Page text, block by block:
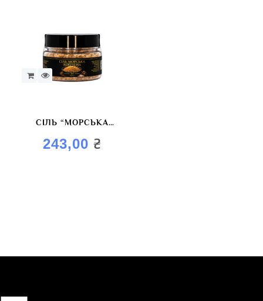
СІЛЬ “МОРСЬКА
КОПЧЕНА”
243,00 ₴